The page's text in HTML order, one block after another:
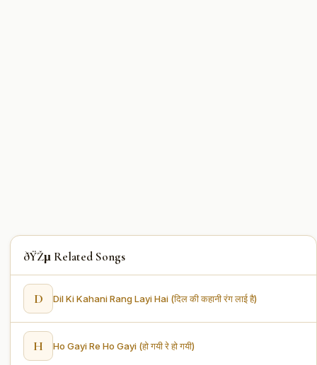
ðŸŽµ Related Songs
D Dil Ki Kahani Rang Layi Hai (दिल की कहानी रंग लाई है)
H Ho Gayi Re Ho Gayi (हो गयी रे हो गयी)